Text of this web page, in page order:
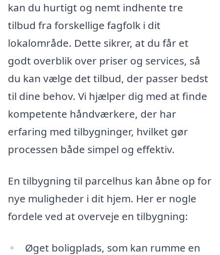
kan du hurtigt og nemt indhente tre
tilbud fra forskellige fagfolk i dit
lokalområde. Dette sikrer, at du får et
godt overblik over priser og services, så
du kan vælge det tilbud, der passer bedst
til dine behov. Vi hjælper dig med at finde
kompetente håndværkere, der har
erfaring med tilbygninger, hvilket gør
processen både simpel og effektiv.
En tilbygning til parcelhus kan åbne op for
nye muligheder i dit hjem. Her er nogle
fordele ved at overveje en tilbygning:
Øget boligplads, som kan rumme en